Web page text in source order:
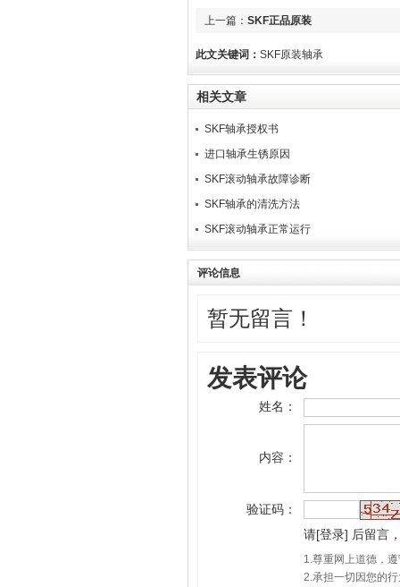
上一篇： SKF正品原装
此文关键词： SKF原装轴承
相关文章
SKF轴承授权书
进口轴承生锈原因
SKF滚动轴承故障诊断
SKF轴承的清洗方法
SK​F滚动轴承正常运行
评论信息
暂无留言！
发表评论
姓名：
内容：
验证码：
请[登录] 后留言
1.尊重网上道德，
2.承担一切因您的